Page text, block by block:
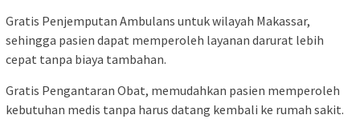
Gratis Penjemputan Ambulans untuk wilayah Makassar,
sehingga pasien dapat memperoleh layanan darurat lebih
cepat tanpa biaya tambahan.
Gratis Pengantaran Obat, memudahkan pasien memperoleh
kebutuhan medis tanpa harus datang kembali ke rumah sakit.